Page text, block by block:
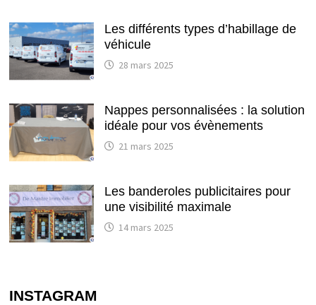
Les différents types d’habillage de
véhicule
28 mars 2025
Nappes personnalisées : la solution
idéale pour vos évènements
21 mars 2025
Les banderoles publicitaires pour
une visibilité maximale
14 mars 2025
INSTAGRAM